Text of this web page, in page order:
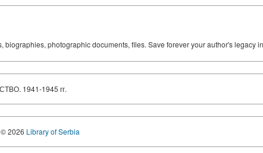
photographic documents, files. Save forever your author's legacy
1941-1945 гг.
© 2026 Library of Serbia